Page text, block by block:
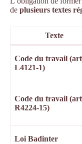
de plusieurs textes
Texte
Code du travail
L4121-1)
Code du travail
R4224-15)
Loi Badinter